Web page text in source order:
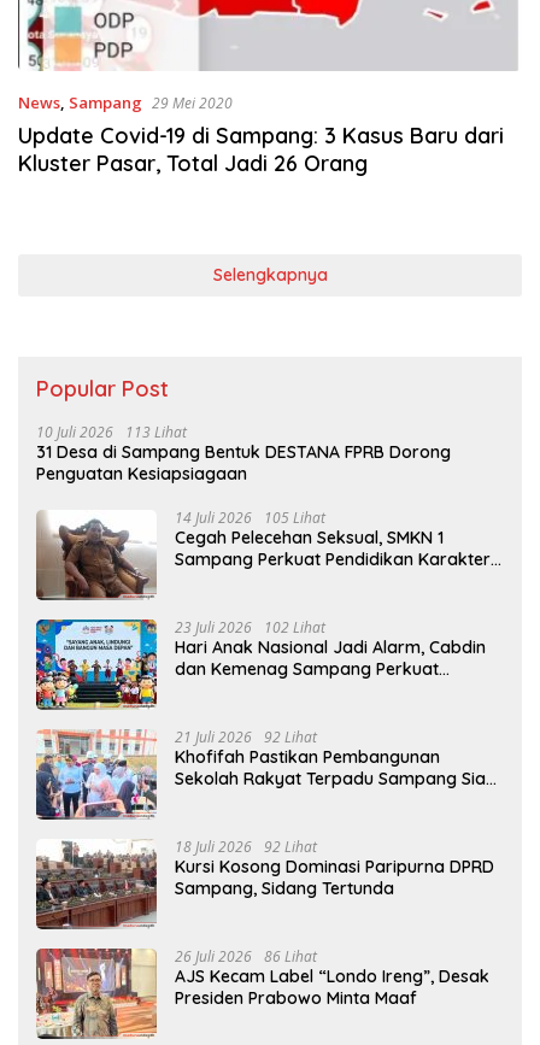
News, Sampang 29 Mei 2020
Update Covid-19 di Sampang: 3 Kasus Baru dari
Kluster Pasar, Total Jadi 26 Orang
Selengkapnya
Popular Post
10 Juli 2026 113 Lihat
31 Desa di Sampang Bentuk DESTANA FPRB Dorong
Penguatan Kesiapsiagaan
14 Juli 2026 105 Lihat
Cegah Pelecehan Seksual, SMKN 1
Sampang Perkuat Pendidikan Karakter
23 Juli 2026 102 Lihat
Hari Anak Nasional Jadi Alarm, Cabdin
dan Kemenag Sampang Perkuat
21 Juli 2026 92 Lihat
Khofifah Pastikan Pembangunan
Sekolah Rakyat Terpadu Sampang Siap
18 Juli 2026 92 Lihat
Kursi Kosong Dominasi Paripurna DPRD
Sampang, Sidang Tertunda
26 Juli 2026 86 Lihat
AJS Kecam Label “Londo Ireng”, Desak
Presiden Prabowo Minta Maaf